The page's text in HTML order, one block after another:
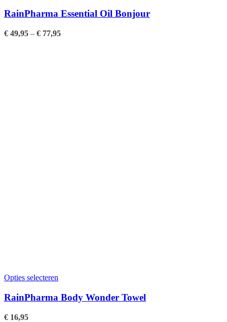
RainPharma Essential Oil Bonjour
€ 49,95 – € 77,95
Opties selecteren
RainPharma Body Wonder Towel
€ 16,95